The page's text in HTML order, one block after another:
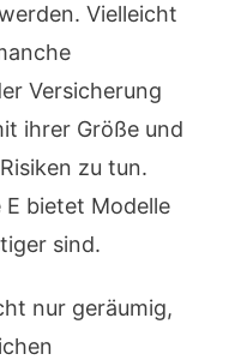
Vielleicht
Versicherung
ihrer Größe und
zu tun.
E bietet Modelle
sind.
nur geräumig,